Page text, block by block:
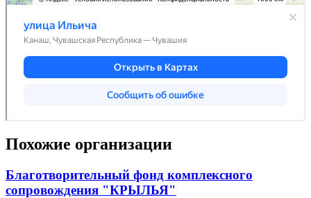
Похожие организации
Благотворительный фонд комплексного
сопровождения "КРЫЛЬЯ"